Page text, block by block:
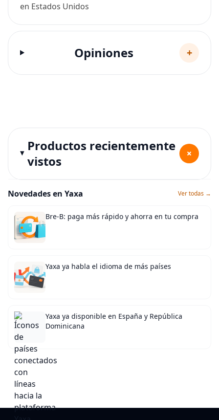
en Estados Unidos
Opiniones +
Productos recientemente
vistos
+
Novedades en Yaxa Ver todas →
Bre-B: paga más rápido y ahorra en tu compra
Yaxa ya habla el idioma de más países
Yaxa ya disponible en España y República
Dominicana